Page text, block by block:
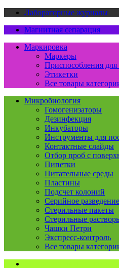
Лабораторные журналы
Магнитная сепарация
Маркировка
Маркеры
Приспособления
Этикетки
Все товары
Микробиология
Гомогенизаторы
Дезинфекция
Инкубаторы
Инструменты для
Контактные слайды
Отбор проб с
Пипетки
Питательные среды
Пластины
Подсчет колоний
Серийное разведение
Стерильные пакеты
Стерильные
Чашки Петри
Экспресс-контроль
Все товары